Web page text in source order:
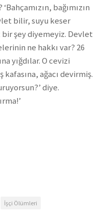
bağımızın
bilir, suyu keser
şey diyemeyiz. Devlet
ne hakkı var? 26
yığdılar. O cevizi
ağacı devirmiş.
diye.
İşçi Ölümleri